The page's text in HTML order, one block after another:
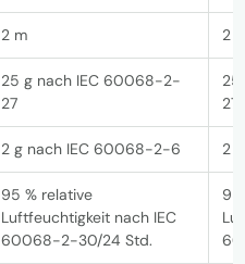
2 m 2
25 g nach IEC 60068-2-
27
27
2 g nach IEC 60068-2-6 2
95 % relative
Luftfeuchtigkeit nach IEC
60068-2-30/24 Std.
95